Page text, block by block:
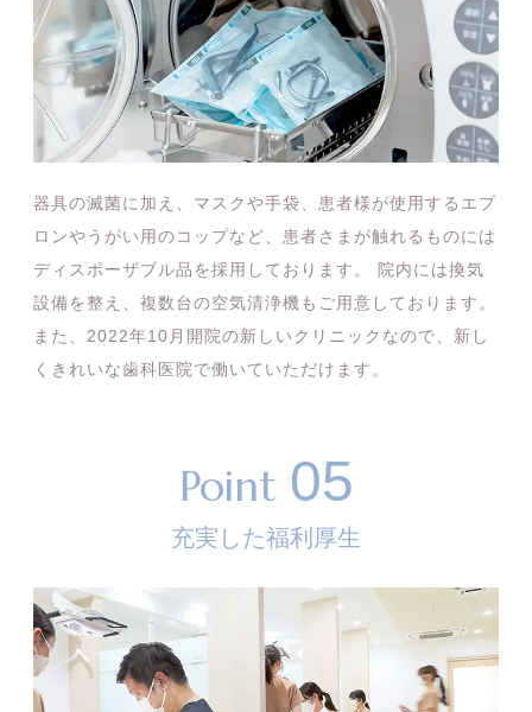
器具の滅菌に加え、マスクや手袋、患者様が使用するエプ
ロンやうがい用のコップなど、患者さまが触れるものには
ディスポーザブル品を採用しております。 院内には換気
設備を整え、複数台の空気清浄機もご用意しております。
また、2022年10月開院の新しいクリニックなので、新し
くきれいな歯科医院で働いていただけます。
Point 05
充実した福利厚生